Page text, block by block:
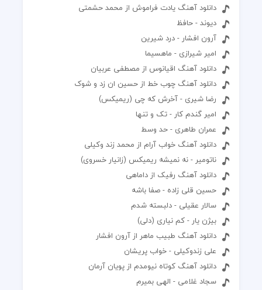
دانلود آهنگ یادت فراموش از محمد حشمتی
دیوند - حافظ
آرون افشار - درد شیرین
امیر شیرازی - ماهسیما
دانلود آهنگ اقیانوس از مصطفی عربیان
دانلود آهنگ چوب خط از حسین ان زد و شوک
رضا شیری - آخرش که چی (ریمیکس)
امیر گندم کار - تک و تنها
عمران طاهری - حد وسط
دانلود آهنگ خواب آرام از محمد زند وکیلی
ناتومیر - نه نمیشه ریمیکس (زانیار خسروی)
دانلود آهنگ رفیک از داماهی
حسین قلی زاده - صفا باشه
سالار عقیلی - دلبسته شدم
بیژن یار - کم نیاری (دلی)
دانلود آهنگ طبیب ماهر از آرون افشار
علی زندوکیلی - خواب پریشان
دانلود آهنگ کوتاه نیومدم از پویان آرمان
سجاد غلامی - الهی بمیرم